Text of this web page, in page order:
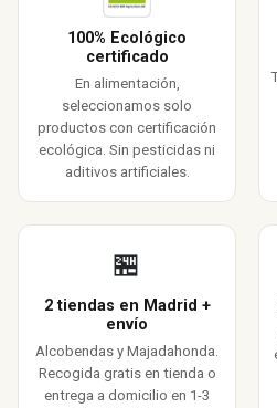
100% Ecológico
certificado
En alimentación,
seleccionamos solo
productos con certificación
ecológica. Sin pesticidas ni
aditivos artificiales.
🏪
2 tiendas en Madrid +
envío
Alcobendas y Majadahonda.
Recogida gratis en tienda o
entrega a domicilio en 1-3